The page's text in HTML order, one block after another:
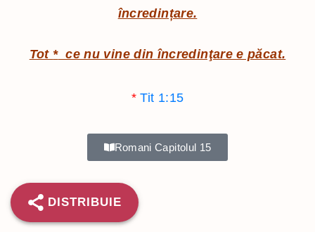
încredințare.
Tot *ce nu vine din încredinţare e păcat.
* Tit 1:15
Romani Capitolul 15
DISTRIBUIE